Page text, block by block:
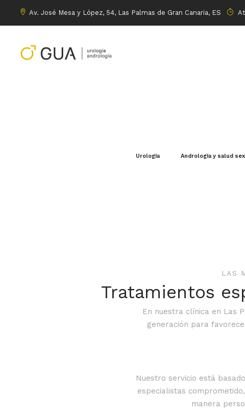
Av. José Mesa y López, 54, Las Palmas de Gran Canaria, ES
Urología Andrología y salud
LAS
Tratamientos
En nuestra clínica en Las
generación para
Nuestro servicio está
especialistas
manera